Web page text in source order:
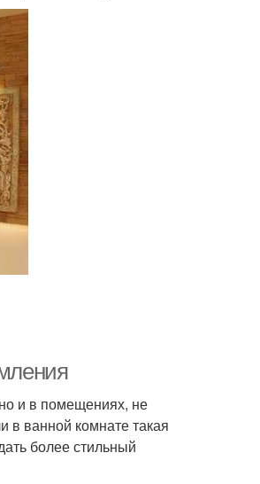
и в помещениях, не
в ванной комнате такая
более стильный